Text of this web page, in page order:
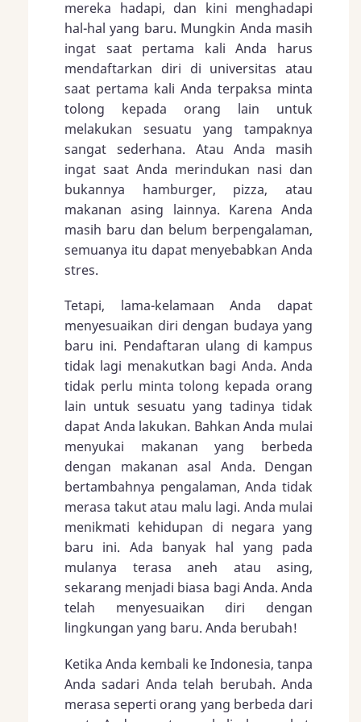
mereka hadapi, dan kini menghadapi
hal-hal yang baru. Mungkin Anda masih
ingat saat pertama kali Anda harus
mendaftarkan diri di universitas atau
saat pertama kali Anda terpaksa minta
tolong kepada orang lain untuk
melakukan sesuatu yang tampaknya
sangat sederhana. Atau Anda masih
ingat saat Anda merindukan nasi dan
bukannya hamburger, pizza, atau
makanan asing lainnya. Karena Anda
masih baru dan belum berpengalaman,
semuanya itu dapat menyebabkan Anda
stres.
Tetapi, lama-kelamaan Anda dapat
menyesuaikan diri dengan budaya yang
baru ini. Pendaftaran ulang di kampus
tidak lagi menakutkan bagi Anda. Anda
tidak perlu minta tolong kepada orang
lain untuk sesuatu yang tadinya tidak
dapat Anda lakukan. Bahkan Anda mulai
menyukai makanan yang berbeda
dengan makanan asal Anda. Dengan
bertambahnya pengalaman, Anda tidak
merasa takut atau malu lagi. Anda mulai
menikmati kehidupan di negara yang
baru ini. Ada banyak hal yang pada
mulanya terasa aneh atau asing,
sekarang menjadi biasa bagi Anda. Anda
telah menyesuaikan diri dengan
lingkungan yang baru. Anda berubah!
Ketika Anda kembali ke Indonesia, tanpa
Anda sadari Anda telah berubah. Anda
merasa seperti orang yang berbeda dari